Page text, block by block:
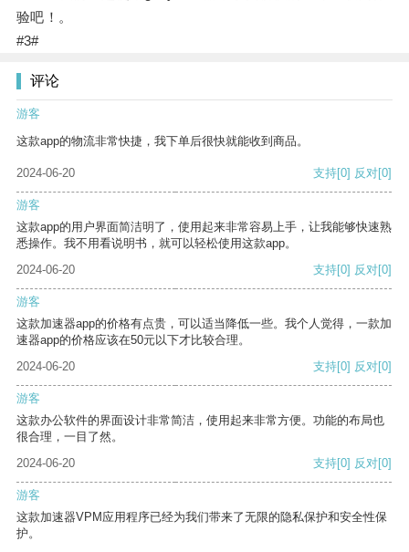
验吧！。
#3#
评论
游客
这款app的物流非常快捷，我下单后很快就能收到商品。
2024-06-20 支持[0] 反对[0]
游客
这款app的用户界面简洁明了，使用起来非常容易上手，让我能够快速熟
悉操作。我不用看说明书，就可以轻松使用这款app。
2024-06-20
支持[0] 反对[0]
游客
这款加速器app的价格有点贵，可以适当降低一些。我个人觉得，一款加
速器app的价格应该在50元以下才比较合理。
2024-06-20
支持[0] 反对[0]
游客
这款办公软件的界面设计非常简洁，使用起来非常方便。功能的布局也
很合理，一目了然。
2024-06-20
支持[0] 反对[0]
游客
这款加速器VPM应用程序已经为我们带来了无限的隐私保护和安全性保
护。